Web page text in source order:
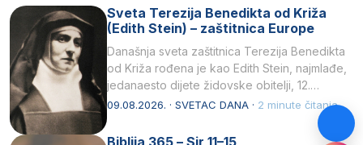
Sveta Terezija Benedikta od Križa
(Edith Stein) – zaštitnica Europe
Današnja sveta zaštitnica Terezija Benedikta
od Križa rođena je kao Edith Stein, najmlađe,
jedanaesto dijete židovske obitelji, 12.
listopada 1891, u Wrocławu…
09.08.2026. · SVETAC DANA · 2 minute čitanja
Biblija 365 – Sir 11–15